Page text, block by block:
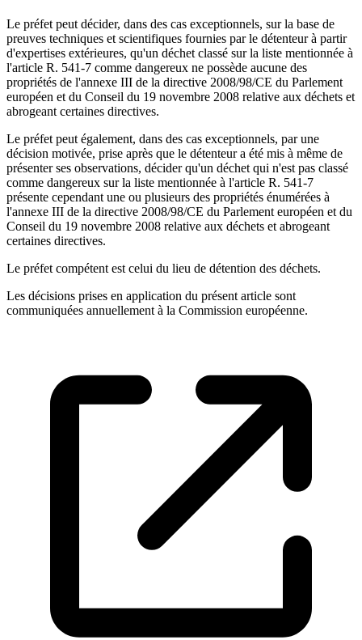
Le préfet peut décider, dans des cas exceptionnels, sur la base de
preuves techniques et scientifiques fournies par le détenteur à partir
d'expertises extérieures, qu'un déchet classé sur la liste mentionnée à
l'article R. 541-7 comme dangereux ne possède aucune des
propriétés de l'annexe III de la directive 2008/98/CE du Parlement
européen et du Conseil du 19 novembre 2008 relative aux déchets et
abrogeant certaines directives.
Le préfet peut également, dans des cas exceptionnels, par une
décision motivée, prise après que le détenteur a été mis à même de
présenter ses observations, décider qu'un déchet qui n'est pas classé
comme dangereux sur la liste mentionnée à l'article R. 541-7
présente cependant une ou plusieurs des propriétés énumérées à
l'annexe III de la directive 2008/98/CE du Parlement européen et du
Conseil du 19 novembre 2008 relative aux déchets et abrogeant
certaines directives.
Le préfet compétent est celui du lieu de détention des déchets.
Les décisions prises en application du présent article sont
communiquées annuellement à la Commission européenne.